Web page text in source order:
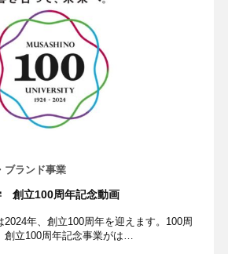
ブランド事業
創立100周年記念動画
年、創立100周年を迎えます。100周
創立100周年記念事業がは…